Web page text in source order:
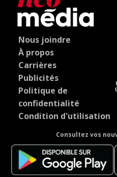
Nous joindre
À propos
Carrières
Publicités
Politique de
confidentialité
Condition d'utilisation
Consultez vos